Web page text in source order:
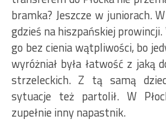
bramka? Jeszcze w juniorach.
gdzieś na hiszpańskiej prowincji.
go bez cienia wątpliwości, bo
wyróżniał była łatwość z jaką
strzeleckich. Z tą samą
sytuacje też partolił. W
zupełnie inny napastnik.